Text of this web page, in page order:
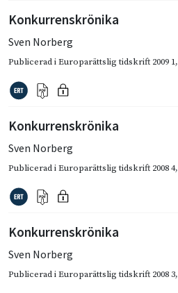
Konkurrenskrönika
Sven Norberg
Publicerad iEuroparättslig tidskrift 2009 1,
Konkurrenskrönika
Sven Norberg
Publicerad iEuroparättslig tidskrift 2008 4,
Konkurrenskrönika
Sven Norberg
Publicerad iEuroparättslig tidskrift 2008 3,